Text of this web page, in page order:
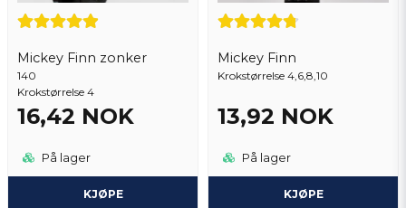
Mickey Finn zonker
140
Krokstørrelse 4
16,42 NOK
På lager
KJØPE
Mickey Finn
Krokstørrelse 4,6,8,10
13,92 NOK
På lager
KJØPE
Send spørsmål
1 år siden
Kristian
2 år siden
3 år siden